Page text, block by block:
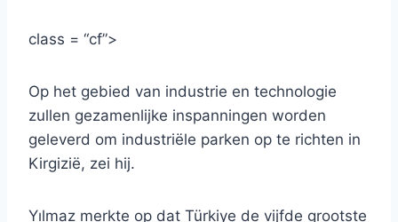
class = “cf”>
Op het gebied van industrie en technologie
zullen gezamenlijke inspanningen worden
geleverd om industriële parken op te richten in
Kirgizië, zei hij.
Yılmaz merkte op dat Türkiye de vijfde grootste